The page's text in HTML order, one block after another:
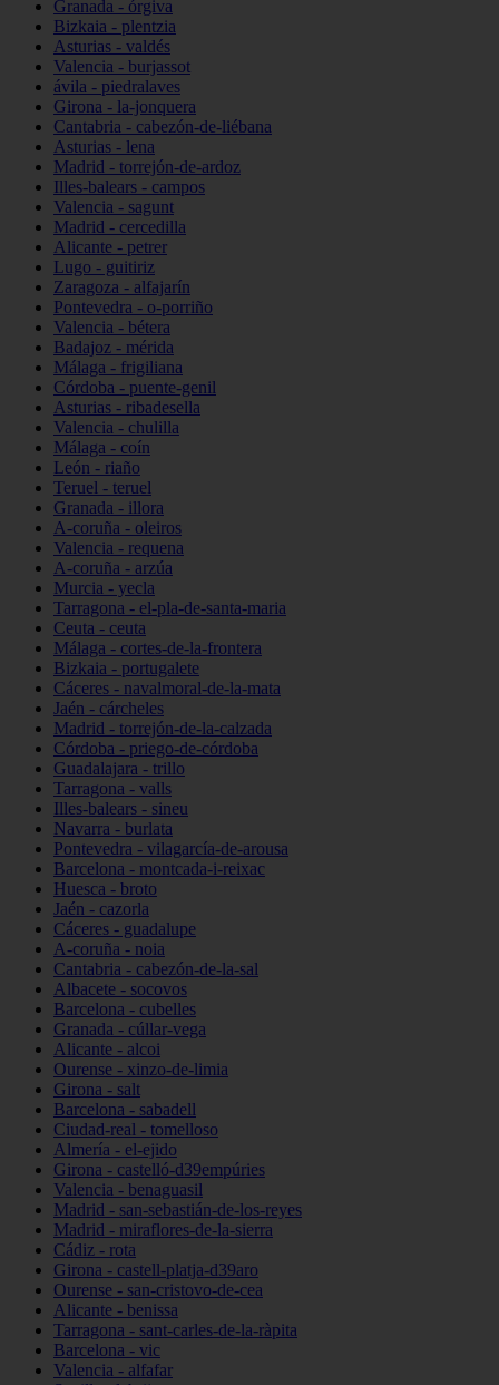
Granada - órgiva
Bizkaia - plentzia
Asturias - valdés
Valencia - burjassot
ávila - piedralaves
Girona - la-jonquera
Cantabria - cabezón-de-liébana
Asturias - lena
Madrid - torrejón-de-ardoz
Illes-balears - campos
Valencia - sagunt
Madrid - cercedilla
Alicante - petrer
Lugo - guitiriz
Zaragoza - alfajarín
Pontevedra - o-porriño
Valencia - bétera
Badajoz - mérida
Málaga - frigiliana
Córdoba - puente-genil
Asturias - ribadesella
Valencia - chulilla
Málaga - coín
León - riaño
Teruel - teruel
Granada - illora
A-coruña - oleiros
Valencia - requena
A-coruña - arzúa
Murcia - yecla
Tarragona - el-pla-de-santa-maria
Ceuta - ceuta
Málaga - cortes-de-la-frontera
Bizkaia - portugalete
Cáceres - navalmoral-de-la-mata
Jaén - cárcheles
Madrid - torrejón-de-la-calzada
Córdoba - priego-de-córdoba
Guadalajara - trillo
Tarragona - valls
Illes-balears - sineu
Navarra - burlata
Pontevedra - vilagarcía-de-arousa
Barcelona - montcada-i-reixac
Huesca - broto
Jaén - cazorla
Cáceres - guadalupe
A-coruña - noia
Cantabria - cabezón-de-la-sal
Albacete - socovos
Barcelona - cubelles
Granada - cúllar-vega
Alicante - alcoi
Ourense - xinzo-de-limia
Girona - salt
Barcelona - sabadell
Ciudad-real - tomelloso
Almería - el-ejido
Girona - castelló-d39empúries
Valencia - benaguasil
Madrid - san-sebastián-de-los-reyes
Madrid - miraflores-de-la-sierra
Cádiz - rota
Girona - castell-platja-d39aro
Ourense - san-cristovo-de-cea
Alicante - benissa
Tarragona - sant-carles-de-la-ràpita
Barcelona - vic
Valencia - alfafar